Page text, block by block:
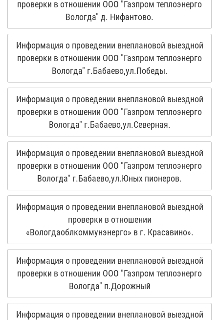
проверки в отношении ООО "Газпром теплоэнерго
Вологда" д. Нифантово.
Информация о проведении внеплановой выездной
проверки в отношении ООО "Газпром теплоэнерго
Вологда" г.Бабаево,ул.Победы.
Информация о проведении внеплановой выездной
проверки в отношении ООО "Газпром теплоэнерго
Вологда" г.Бабаево,ул.Северная.
Информация о проведении внеплановой выездной
проверки в отношении ООО "Газпром теплоэнерго
Вологда" г.Бабаево,ул.Юных пионеров.
Информация о проведении внеплановой выездной
проверки в отношении
«Вологдаоблкоммунэнерго» в г. Красавино».
Информация о проведении внеплановой выездной
проверки в отношении ООО "Газпром теплоэнерго
Вологда" п.Дорожный
Информация о проведении внеплановой выездной